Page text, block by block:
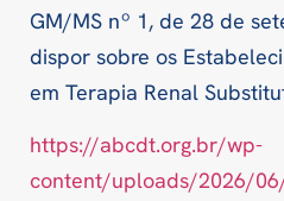
GM/MS nº 1, de 28 de
dispor sobre os
em Terapia Renal
https://abcdt.org.br/wp-
content/uploads/2026/